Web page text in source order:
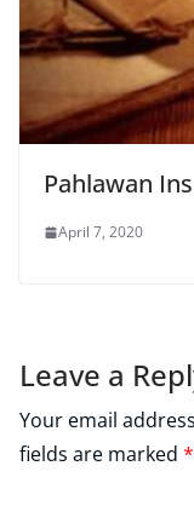
Pahlawan
April 7, 2020
Leave a
Your email
fields are marked *